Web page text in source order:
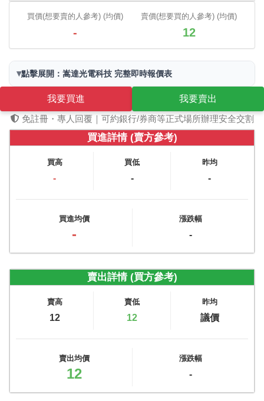
買價(想要賣的人參考) (均價)
-
賣價(想要買的人參考) (均價)
12
▾點擊展開：嵩達光電科技 完整即時報價表
我要買進
我要賣出
免註冊・專人回覆｜可約銀行/券商等正式場所辦理安全交割
買進詳情 (賣方參考)
買高
-
買低
-
昨均
-
買進均價
-
漲跌幅
-
賣出詳情 (買方參考)
賣高
12
賣低
12
昨均
議價
賣出均價
12
漲跌幅
-